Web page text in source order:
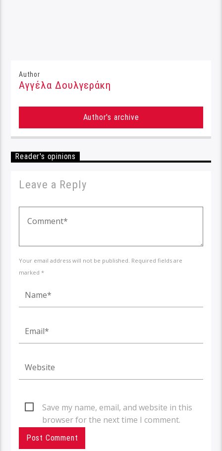
Author
Αγγέλα Δουλγεράκη
Author's archive
Reader's opinions
Leave a Reply
Your email address will not be published. Required fields are
marked *
Save my name, email, and website in this
browser for the next time I comment.